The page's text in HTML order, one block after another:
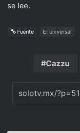
se lee.
Fuente El universal
Cazzu